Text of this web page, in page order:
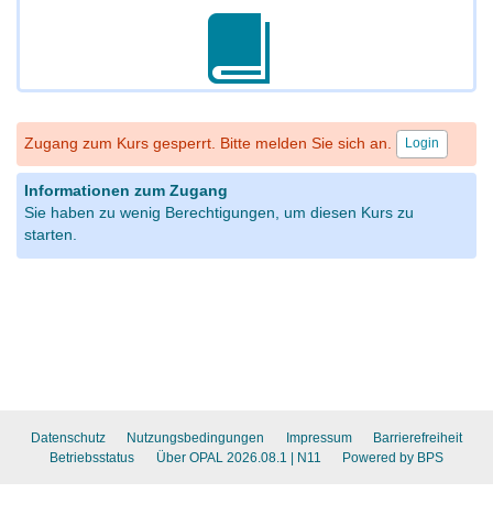
Zugang zum Kurs gesperrt. Bitte melden Sie sich an. Login
Informationen zum Zugang
Sie haben zu wenig Berechtigungen, um diesen Kurs zu
starten.
Datenschutz Nutzungsbedingungen Impressum
Barrierefreiheit
Betriebsstatus
Über OPAL 2026.08.1 | N11 Powered by BPS